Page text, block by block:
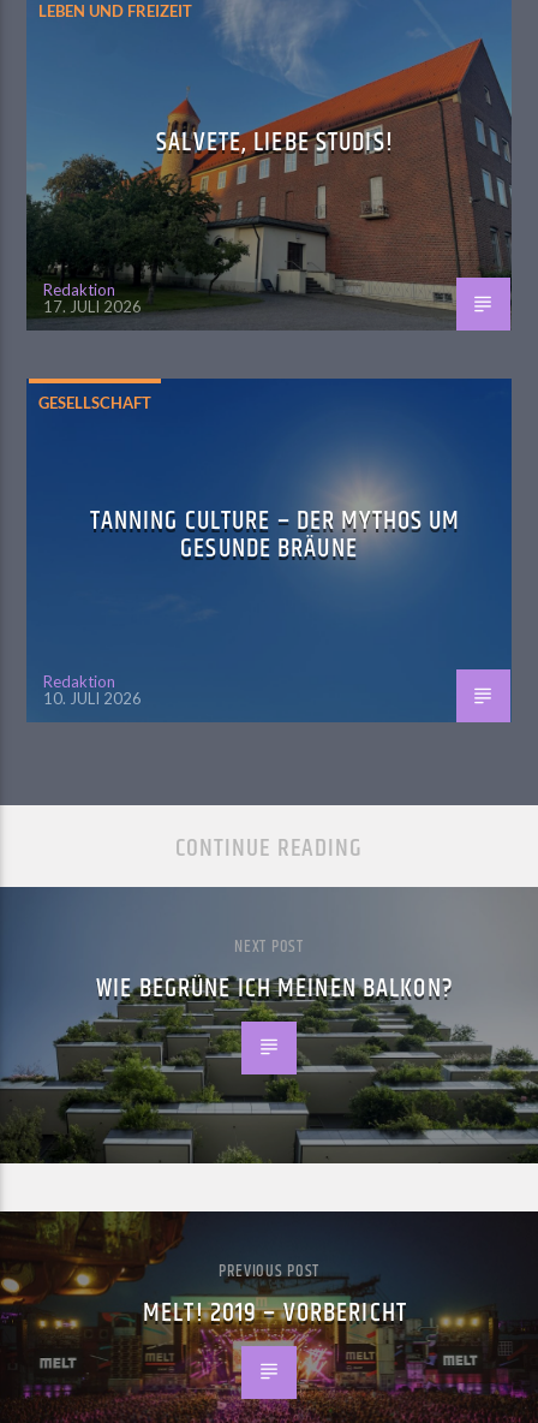
LEBEN UND FREIZEIT
SALVETE, LIEBE STUDIS!
Redaktion
17. JULI 2026
GESELLSCHAFT
TANNING CULTURE – DER MYTHOS UM
GESUNDE BRÄUNE
Redaktion
10. JULI 2026
CONTINUE READING
NEXT POST
WIE BEGRÜNE ICH MEINEN BALKON?
PREVIOUS POST
MELT! 2019 – VORBERICHT